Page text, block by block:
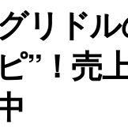
リド
”！売